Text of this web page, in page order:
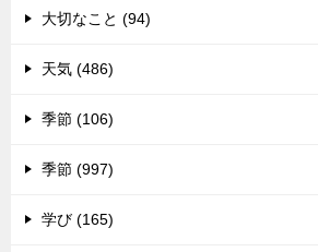
大切なこと (94)
天気 (486)
季節 (106)
季節 (997)
学び (165)